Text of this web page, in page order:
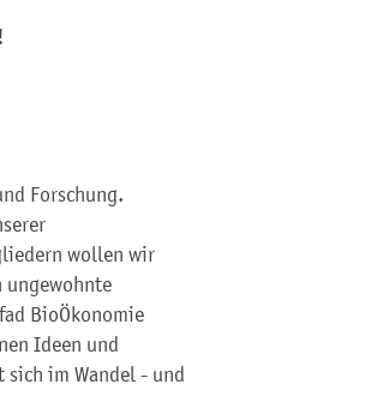
Forschung.
wollen wir
ungewohnte
BioÖkonomie
Ideen und
im Wandel - und